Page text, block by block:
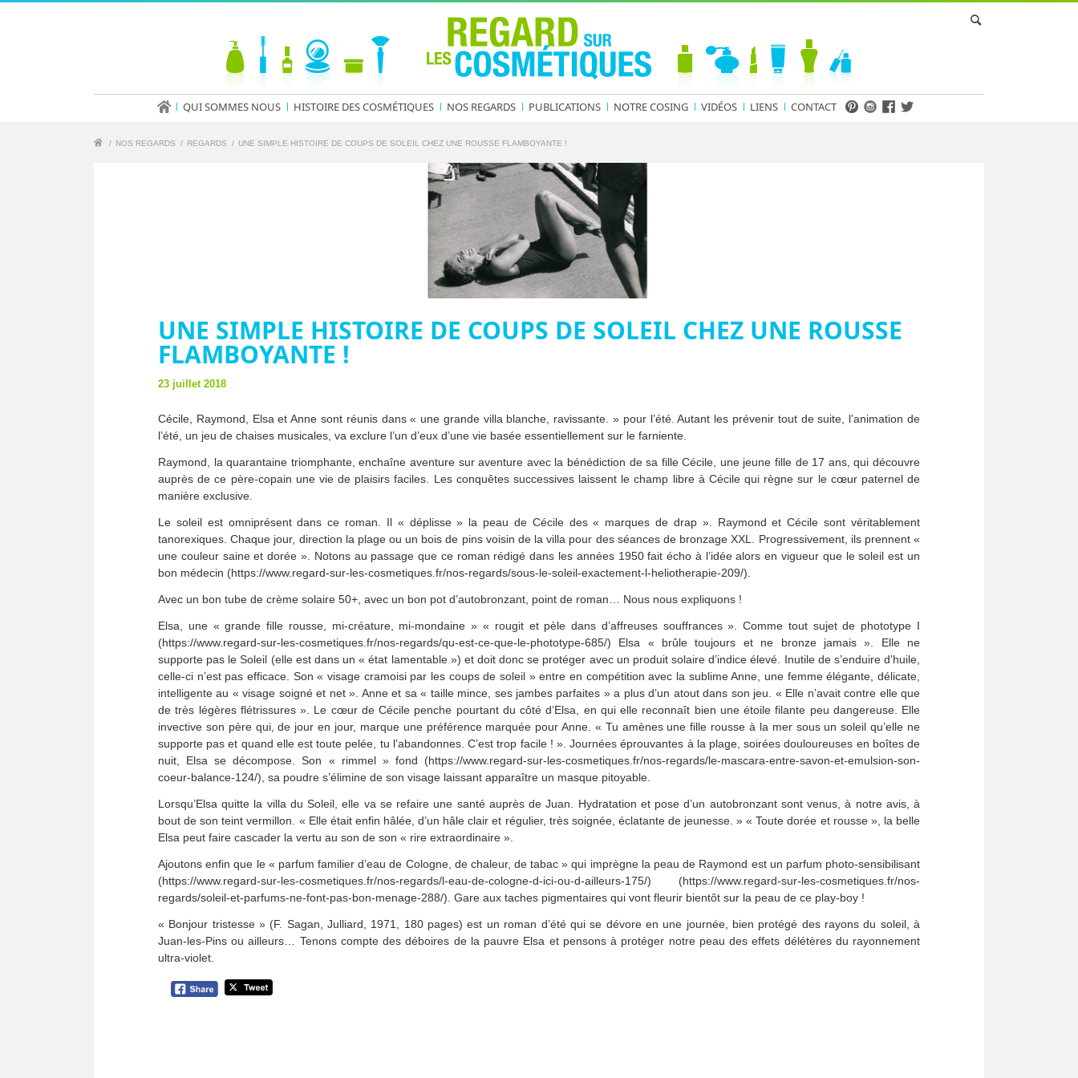
QUI SOMMES NOUS HISTOIRE DES COSMÉTIQUES NOS REGARDS PUBLICATIONS NOTRE COSING VIDÉOS LIENS CONTACT
/ NOS REGARDS / REGARDS / UNE SIMPLE HISTOIRE DE COUPS DE SOLEIL CHEZ UNE ROUSSE FLAMBOYANTE !
UNE SIMPLE HISTOIRE DE COUPS DE SOLEIL CHEZ UNE ROUSSE
FLAMBOYANTE !
23 juillet 2018
Cécile, Raymond, Elsa et Anne sont réunis dans « une grande villa blanche, ravissante. » pour l’été. Autant les prévenir tout de suite, l’animation de
l’été, un jeu de chaises musicales, va exclure l’un d’eux d’une vie basée essentiellement sur le farniente.
Raymond, la quarantaine triomphante, enchaîne aventure sur aventure avec la bénédiction de sa fille Cécile, une jeune fille de 17 ans, qui découvre
auprès de ce père-copain une vie de plaisirs faciles. Les conquêtes successives laissent le champ libre à Cécile qui règne sur le cœur paternel de
manière exclusive.
Le soleil est omniprésent dans ce roman. Il « déplisse » la peau de Cécile des « marques de drap ». Raymond et Cécile sont véritablement
tanorexiques. Chaque jour, direction la plage ou un bois de pins voisin de la villa pour des séances de bronzage XXL. Progressivement, ils prennent «
une couleur saine et dorée ». Notons au passage que ce roman rédigé dans les années 1950 fait écho à l’idée alors en vigueur que le soleil est un
bon médecin (https://www.regard-sur-les-cosmetiques.fr/nos-regards/sous-le-soleil-exactement-l-heliotherapie-209/).
Avec un bon tube de crème solaire 50+, avec un bon pot d’autobronzant, point de roman… Nous nous expliquons !
Elsa, une « grande fille rousse, mi-créature, mi-mondaine » « rougit et pèle dans d’affreuses souffrances ». Comme tout sujet de phototype I
(https://www.regard-sur-les-cosmetiques.fr/nos-regards/qu-est-ce-que-le-phototype-685/) Elsa « brûle toujours et ne bronze jamais ». Elle ne
supporte pas le Soleil (elle est dans un « état lamentable ») et doit donc se protéger avec un produit solaire d’indice élevé. Inutile de s’enduire d’huile,
celle-ci n’est pas efficace. Son « visage cramoisi par les coups de soleil » entre en compétition avec la sublime Anne, une femme élégante, délicate,
intelligente au « visage soigné et net ». Anne et sa « taille mince, ses jambes parfaites » a plus d’un atout dans son jeu. « Elle n’avait contre elle que
de très légères flétrissures ». Le cœur de Cécile penche pourtant du côté d’Elsa, en qui elle reconnaît bien une étoile filante peu dangereuse. Elle
invective son père qui, de jour en jour, marque une préférence marquée pour Anne. « Tu amènes une fille rousse à la mer sous un soleil qu’elle ne
supporte pas et quand elle est toute pelée, tu l’abandonnes. C’est trop facile ! ». Journées éprouvantes à la plage, soirées douloureuses en boîtes de
nuit, Elsa se décompose. Son « rimmel » fond (https://www.regard-sur-les-cosmetiques.fr/nos-regards/le-mascara-entre-savon-et-emulsion-son-
coeur-balance-124/), sa poudre s’élimine de son visage laissant apparaître un masque pitoyable.
Lorsqu’Elsa quitte la villa du Soleil, elle va se refaire une santé auprès de Juan. Hydratation et pose d’un autobronzant sont venus, à notre avis, à
bout de son teint vermillon. « Elle était enfin hâlée, d’un hâle clair et régulier, très soignée, éclatante de jeunesse. » « Toute dorée et rousse », la belle
Elsa peut faire cascader la vertu au son de son « rire extraordinaire ».
Ajoutons enfin que le « parfum familier d’eau de Cologne, de chaleur, de tabac » qui imprègne la peau de Raymond est un parfum photo-sensibilisant
(https://www.regard-sur-les-cosmetiques.fr/nos-regards/l-eau-de-cologne-d-ici-ou-d-ailleurs-175/) (https://www.regard-sur-les-cosmetiques.fr/nos-
regards/soleil-et-parfums-ne-font-pas-bon-menage-288/). Gare aux taches pigmentaires qui vont fleurir bientôt sur la peau de ce play-boy !
« Bonjour tristesse » (F. Sagan, Julliard, 1971, 180 pages) est un roman d’été qui se dévore en une journée, bien protégé des rayons du soleil, à
Juan-les-Pins ou ailleurs… Tenons compte des déboires de la pauvre Elsa et pensons à protéger notre peau des effets délétères du rayonnement
ultra-violet.